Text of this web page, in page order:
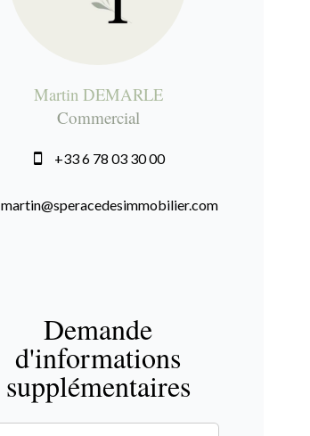
Martin DEMARLE
Commercial
+33 6 78 03 30 00
martin@speracedesimmobilier.com
Demande
d'informations
supplémentaires